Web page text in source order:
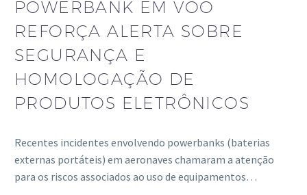
POWERBANK EM VOO
REFORÇA ALERTA SOBRE
SEGURANÇA E
HOMOLOGAÇÃO DE
PRODUTOS ELETRÔNICOS
Recentes incidentes envolvendo powerbanks (baterias
externas portáteis) em aeronaves chamaram a atenção
para os riscos associados ao uso de equipamentos…